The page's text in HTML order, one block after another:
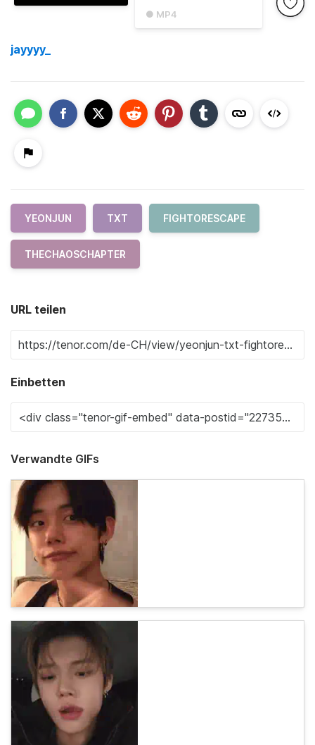
● MP4
jayyyy_
YEONJUN TXT FIGHTORESCAPE
THECHAOSCHAPTER
URL teilen
Einbetten
Verwandte GIFs